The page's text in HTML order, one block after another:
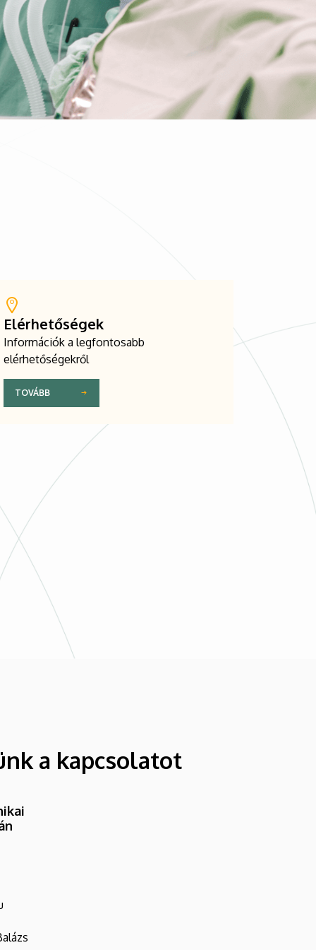
Elérhetőségek
Információk a legfontosabb
elérhetőségekről
TOVÁBB
a kapcsolatot